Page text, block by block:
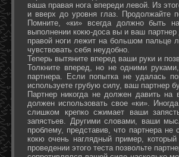
ваша правая нога впереди левой. Из
и вверх до уровня глаз. Продолжайте
Помните, «ки» всегда должно быть
выполнении кокю-доса вы и ваш
правой ноги лежит на большом пальце
чувствовать себя неудобно.
Теперь вытяните вперед ваши руки и
Толкните вперед, но не одними
партнера. Если попытка не удалась
используете грубую силу, ваш партнер
Партнер никогда не должен давить
должен использовать свое «ки».
слишком крепко сжимает ваши
запястьев. Другими словами, ваши
проблему, представив, что партнера не
кокю очень наглядный пример,
проведении этого теста позвольте